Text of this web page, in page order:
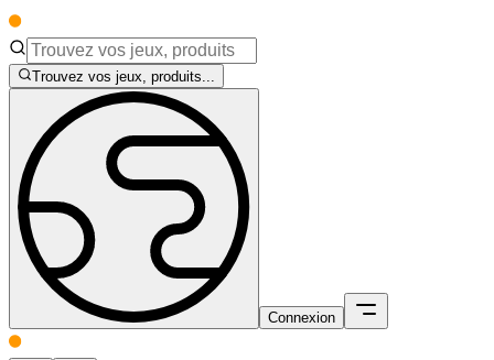
Trouvez vos jeux, produits...
Connexion